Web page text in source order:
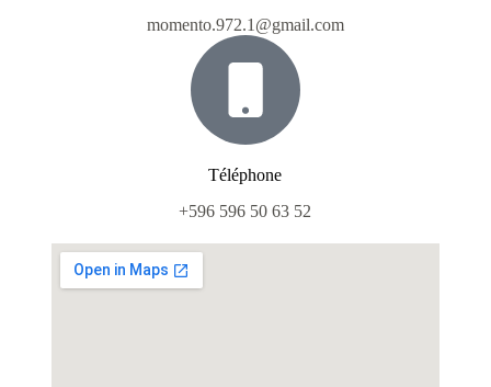
momento.972.1@gmail.com
Téléphone
+596 596 50 63 52